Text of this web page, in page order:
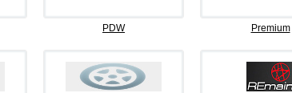
PDW Premium